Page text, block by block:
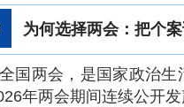
为何选择两会：把个
全国两会，是国家政治
年两会期间连续公开发